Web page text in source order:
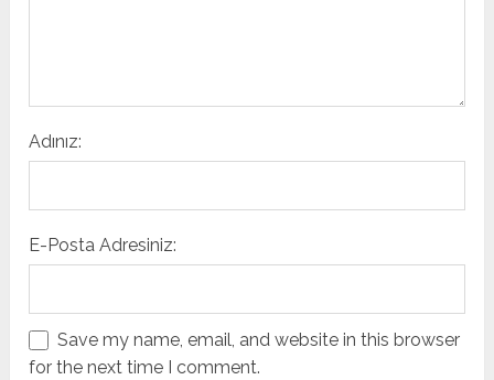
Adınız:
E-Posta Adresiniz:
Save my name, email, and website in this browser
for the next time I comment.